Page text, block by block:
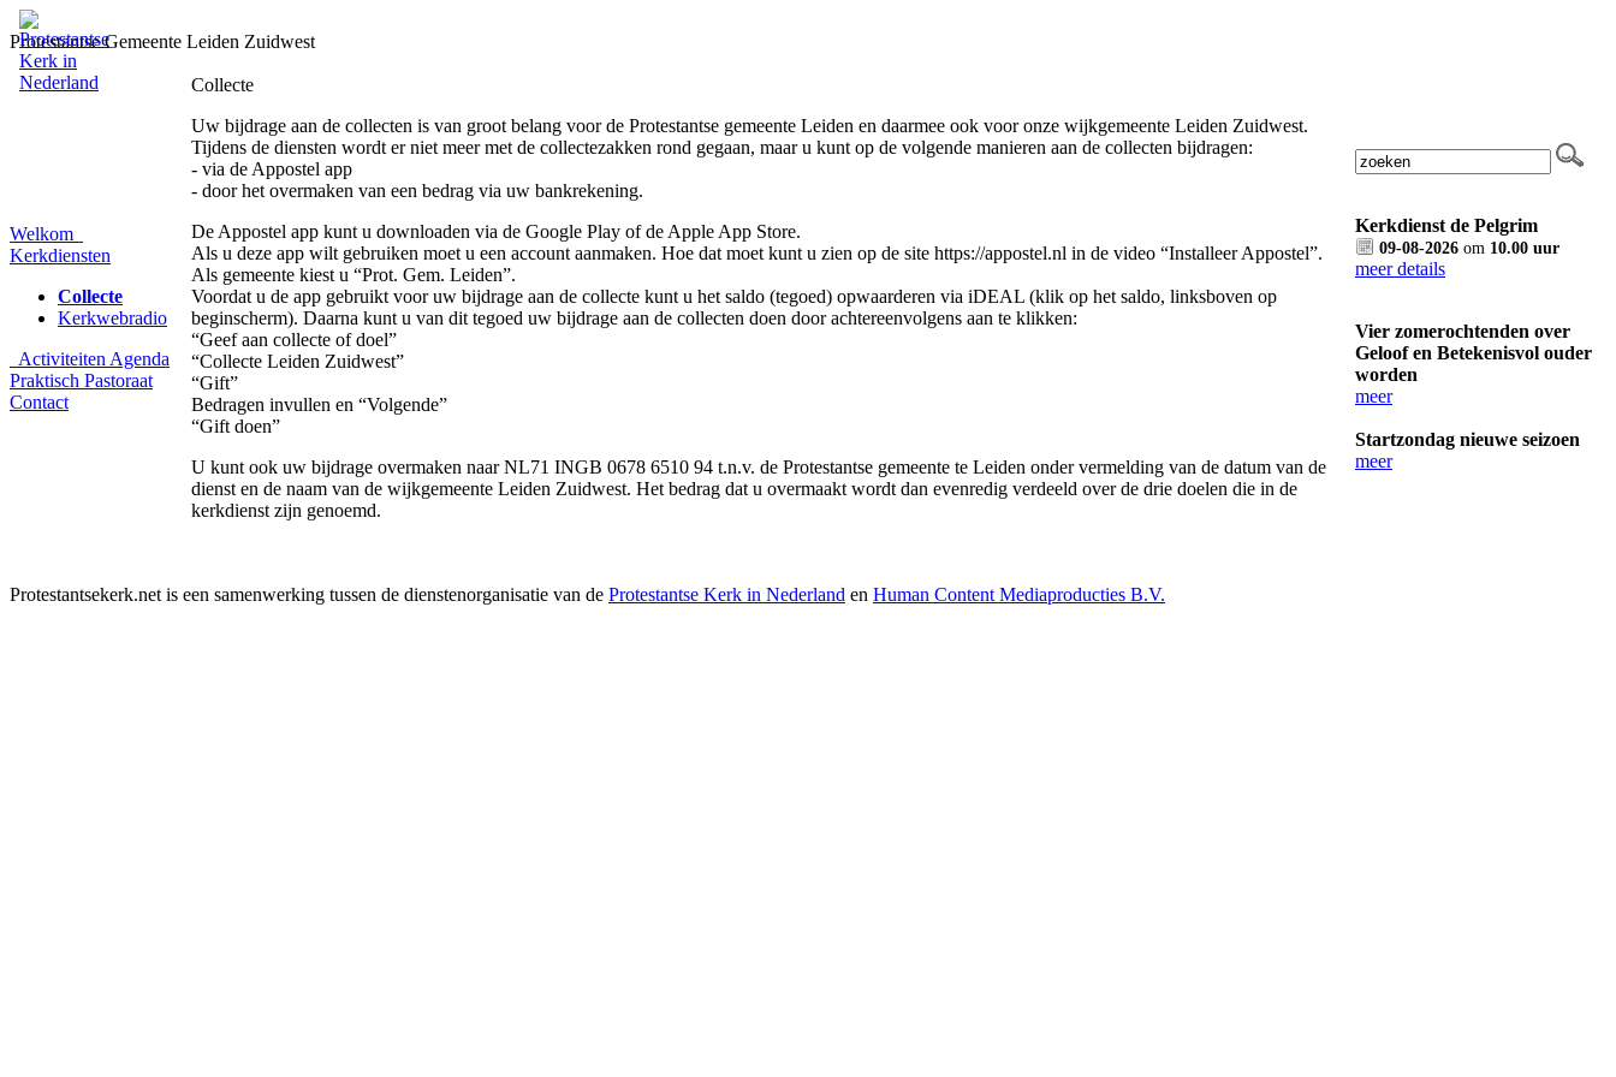
Protestantse Gemeente Leiden Zuidwest
Welkom
Kerkdiensten
Collecte
Kerkwebradio
Activiteiten Agenda
Praktisch Pastoraat
Contact
Collecte
Uw bijdrage aan de collecten is van groot belang voor de Protestantse gemeente Leiden en daarmee ook voor onze wijkgemeente Leiden Zuidwest.
Tijdens de diensten wordt er niet meer met de collectezakken rond gegaan, maar u kunt op de volgende manieren aan de collecten bijdragen:
- via de Appostel app
- door het overmaken van een bedrag via uw bankrekening.
De Appostel app kunt u downloaden via de Google Play of de Apple App Store.
Als u deze app wilt gebruiken moet u een account aanmaken. Hoe dat moet kunt u zien op de site https://appostel.nl in de video “Installeer Appostel”.
Als gemeente kiest u “Prot. Gem. Leiden”.
Voordat u de app gebruikt voor uw bijdrage aan de collecte kunt u het saldo (tegoed) opwaarderen via iDEAL (klik op het saldo, linksboven op
beginscherm). Daarna kunt u van dit tegoed uw bijdrage aan de collecten doen door achtereenvolgens aan te klikken:
“Geef aan collecte of doel”
“Collecte Leiden Zuidwest”
“Gift”
Bedragen invullen en “Volgende”
“Gift doen”
U kunt ook uw bijdrage overmaken naar NL71 INGB 0678 6510 94 t.n.v. de Protestantse gemeente te Leiden onder vermelding van de datum van de
dienst en de naam van de wijkgemeente Leiden Zuidwest. Het bedrag dat u overmaakt wordt dan evenredig verdeeld over de drie doelen die in de
kerkdienst zijn genoemd.
Kerkdienst de Pelgrim
09-08-2026 om 10.00 uur
meer details
Vier zomerochtenden over
Geloof en Betekenisvol ouder
worden
meer
Startzondag nieuwe seizoen
meer
Protestantsekerk.net is een samenwerking tussen de dienstenorganisatie van de Protestantse Kerk in Nederland en Human Content Mediaproducties B.V.